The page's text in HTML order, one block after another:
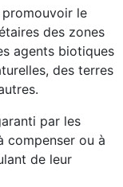
le
des zones
agents biotiques
des terres
par les
compenser ou à
de leur